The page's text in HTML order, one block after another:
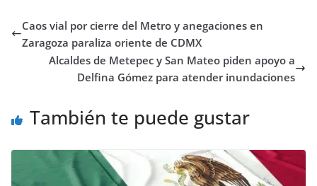
Caos vial por cierre del Metro y anegaciones en
Zaragoza paraliza oriente de CDMX
Alcaldes de Metepec y San Mateo piden apoyo a
Delfina Gómez para atender inundaciones
También te puede gustar